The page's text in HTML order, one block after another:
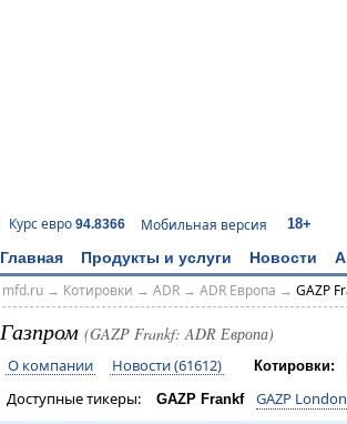
Курс евро 94.8366 Мобильная версия 18+
Главная Продукты и услуги Новости
mfd.ru→ Котировки → ADR→ ADR Европа → GAZP
Газпром (GAZP Frankf: ADR Европа)
О компании Новости (61612) Котировки:
Доступные тикеры: GAZP Frankf GAZP London